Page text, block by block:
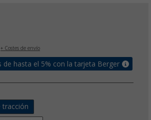
+ Costes de envío
de hasta el 5% con la tarjeta Berger
tracción